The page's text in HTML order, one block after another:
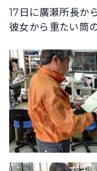
17日に廣瀬所長か
彼女から重たい筒